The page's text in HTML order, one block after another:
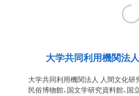
大学共同利用機関法
大学共同利用機関法人 人間文化研
民俗博物館、国文学研究資料館、